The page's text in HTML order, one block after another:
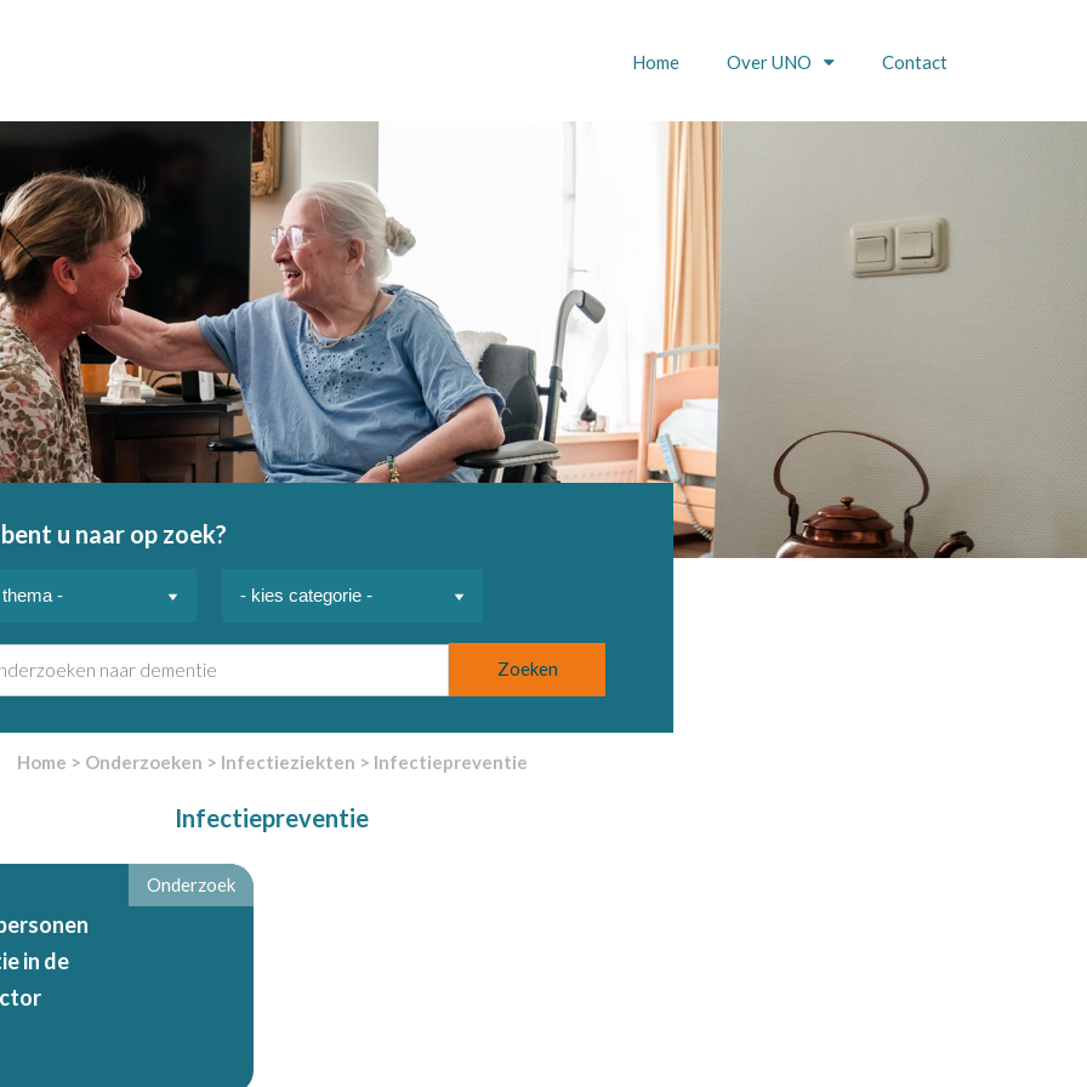
Home Over UNO Contact
u naar op zoek?
Home > Onderzoeken > Infectieziekten > Infectiepreventie
Infectiepreventie
in de
Onderzoek